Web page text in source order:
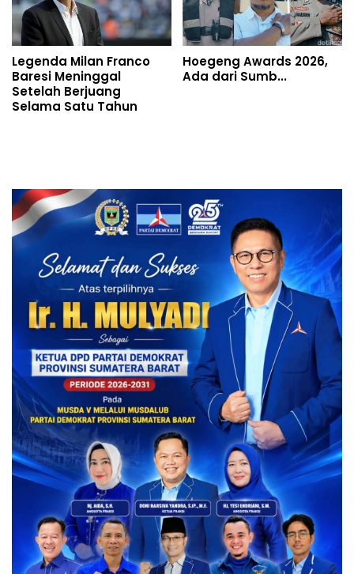
Legenda Milan Franco
Baresi Meninggal
Setelah Berjuang
Selama Satu Tahun
Hoegeng Awards 2026,
Ada dari Sumb...